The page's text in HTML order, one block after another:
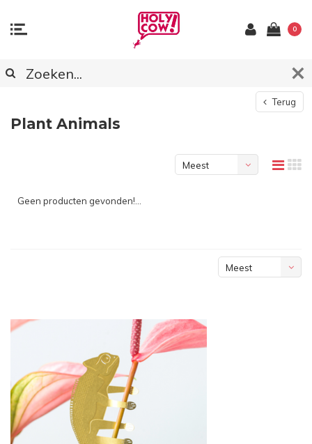
0
Terug
Plant Animals
Meest
Geen producten gevonden!...
Meest